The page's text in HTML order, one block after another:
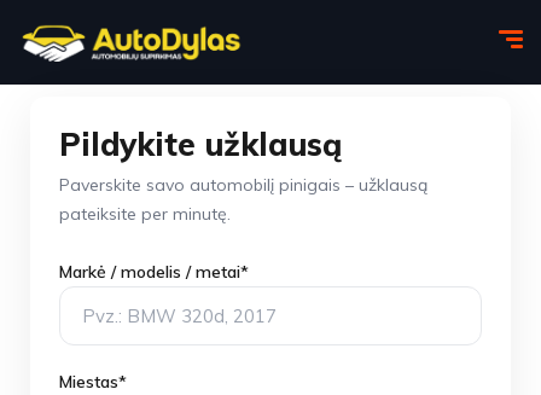
Pildykite užklausą
Paverskite savo automobilį pinigais – užklausą
pateiksite per minutę.
Markė / modelis / metai*
Miestas*